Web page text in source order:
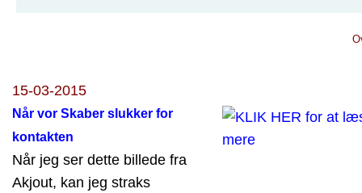
15-03-2015
Når vor Skaber slukker for
kontakten
Når jeg ser dette billede fra
Akjout, kan jeg straks